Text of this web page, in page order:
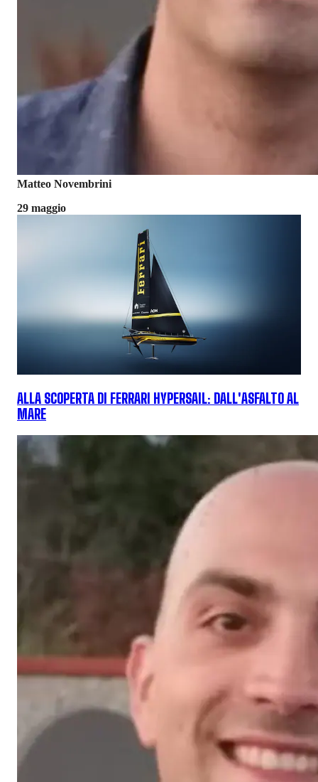
Matteo Novembrini
29 maggio
ALLA SCOPERTA DI FERRARI HYPERSAIL: DALL'ASFALTO AL
MARE